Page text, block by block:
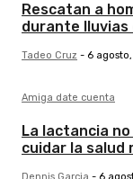
Rescatan a
durante lluvias
Tadeo Cruz - 6
Amiga date cuenta
La lactancia
cuidar la salud